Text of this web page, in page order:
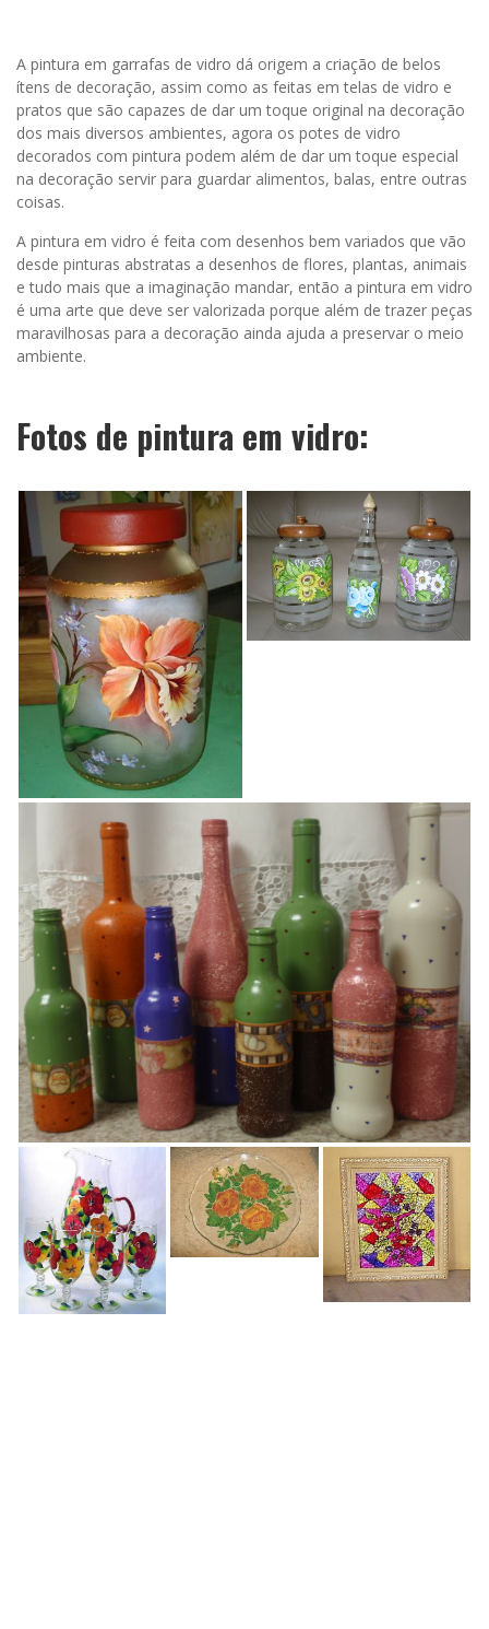
A pintura em garrafas de vidro dá origem a criação de belos
ítens de decoração, assim como as feitas em telas de vidro e
pratos que são capazes de dar um toque original na decoração
dos mais diversos ambientes, agora os potes de vidro
decorados com pintura podem além de dar um toque especial
na decoração servir para guardar alimentos, balas, entre outras
coisas.
A pintura em vidro é feita com desenhos bem variados que vão
desde pinturas abstratas a desenhos de flores, plantas, animais
e tudo mais que a imaginação mandar, então a pintura em vidro
é uma arte que deve ser valorizada porque além de trazer peças
maravilhosas para a decoração ainda ajuda a preservar o meio
ambiente.
Fotos de pintura em vidro: